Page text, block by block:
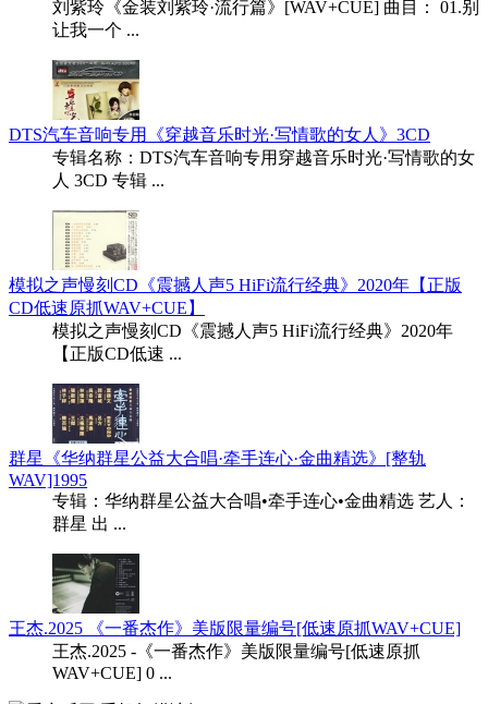
刘紫玲《金装刘紫玲·流行篇》[WAV+CUE] 曲目： 01.别
让我一个 ...
DTS汽车音响专用《穿越音乐时光·写情歌的女人》3CD
专辑名称：DTS汽车音响专用穿越音乐时光·写情歌的女
人 3CD 专辑 ...
模拟之声慢刻CD《震撼人声5 HiFi流行经典》2020年【正版
CD低速原抓WAV+CUE】
模拟之声慢刻CD《震撼人声5 HiFi流行经典》2020年
【正版CD低速 ...
群星《华纳群星公益大合唱·牵手连心·金曲精选》[整轨
WAV]1995
专辑：华纳群星公益大合唱•牵手连心•金曲精选 艺人：
群星 出 ...
王杰.2025 《一番杰作》美版限量编号[低速原抓WAV+CUE]
王杰.2025 -《一番杰作》美版限量编号[低速原抓
WAV+CUE] 0 ...